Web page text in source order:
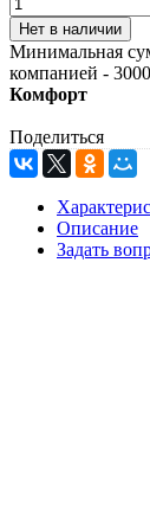
Минимальная
компанией -
Комфорт
Поделиться
Описание
Задать